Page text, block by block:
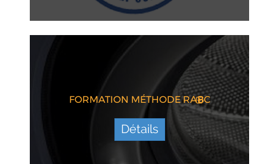
FORMATION MÉTHODE RABC
Détails